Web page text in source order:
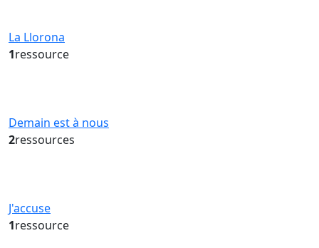
La Llorona
1ressource
Demain est à nous
2ressources
J'accuse
1ressource